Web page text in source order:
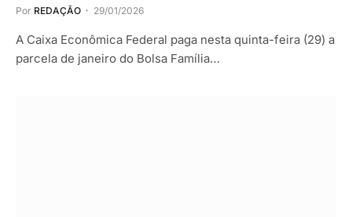
Por REDAÇÃO 29/01/2026
A Caixa Econômica Federal paga nesta quinta-feira (29) a
parcela de janeiro do Bolsa Família…